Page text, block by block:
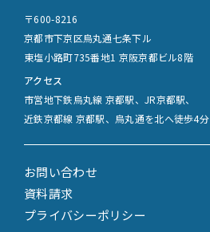
お問い合わせ
資料請求
プライバシーポリシー
〒600-8216
京都市下京区烏丸通七条下ル
東塩小路町735番地1 京阪京都ビル8階
アクセス
市営地下鉄烏丸線 京都駅、JR京都駅、
近鉄京都線 京都駅、烏丸通を北へ徒歩4分